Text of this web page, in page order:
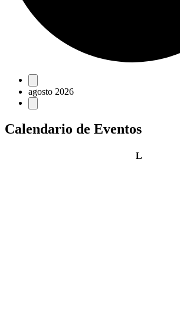
Eventos
agosto 2026
Calendario de Eventos
Llunes